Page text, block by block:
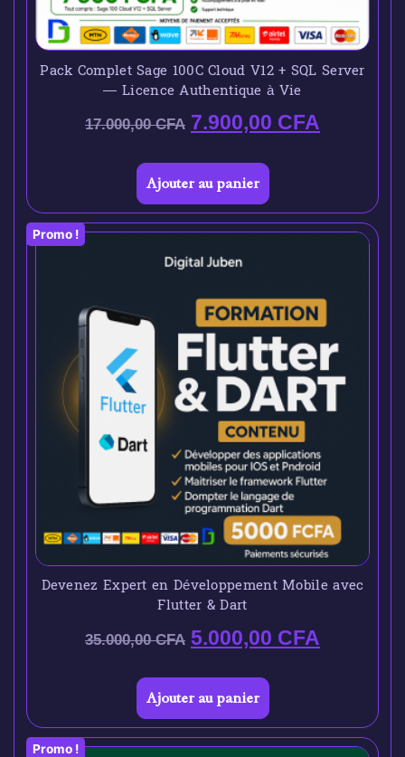
Pack Complet Sage 100C Cloud V12 + SQL Server
— Licence Authentique à Vie
17.000,00CFA 7.900,00 CFA
Ajouter au panier
Promo !
Devenez Expert en Développement Mobile avec
Flutter & Dart
35.000,00CFA 5.000,00 CFA
Ajouter au panier
Promo !